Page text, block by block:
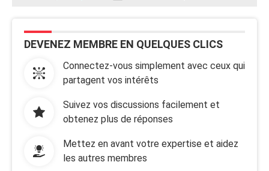
DEVENEZ MEMBRE EN QUELQUES CLICS
Connectez-vous simplement avec ceux qui
partagent vos intérêts
Suivez vos discussions facilement et
obtenez plus de réponses
Mettez en avant votre expertise et aidez
les autres membres